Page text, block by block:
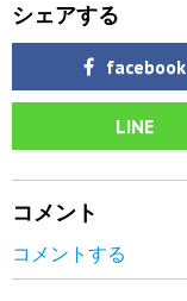
シェアする
facebook
LINE
コメント
コメントする